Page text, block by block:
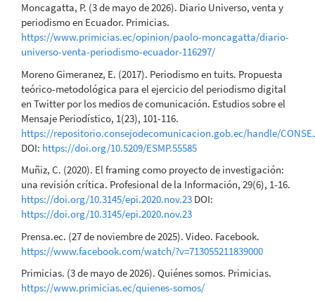
Moncagatta, P. (3 de mayo de 2026). Diario Universo, venta y
periodismo en Ecuador. Primicias.
https://www.primicias.ec/opinion/paolo-moncagatta/diario-
universo-venta-periodismo-ecuador-116297/
Moreno Gimeranez, E. (2017). Periodismo en tuits. Propuesta
teórico-metodológica para el ejercicio del periodismo digital
en Twitter por los medios de comunicación. Estudios sobre el
Mensaje Periodístico, 1(23), 101-116.
https://repositorio.consejodecomunicacion.gob.ec/handle/
DOI: https://doi.org/10.5209/ESMP.55585
Muñiz, C. (2020). El framing como proyecto de investigación:
una revisión crítica. Profesional de la Información, 29(6), 1-16.
https://doi.org/10.3145/epi.2020.nov.23 DOI:
https://doi.org/10.3145/epi.2020.nov.23
Prensa.ec. (27 de noviembre de 2025). Video. Facebook.
https://www.facebook.com/watch/?v=713055211839000
Primicias. (3 de mayo de 2026). Quiénes somos. Primicias.
https://www.primicias.ec/quienes-somos/